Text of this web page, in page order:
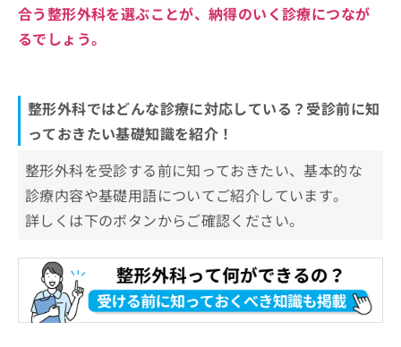
合う整形外科を選ぶことが、納得のいく診療につなが
るでしょう。
整形外科ではどんな診療に対応している？受診前に知
っておきたい基礎知識を紹介！
整形外科を受診する前に知っておきたい、基本的な
診療内容や基礎用語についてご紹介しています。
詳しくは下のボタンからご確認ください。